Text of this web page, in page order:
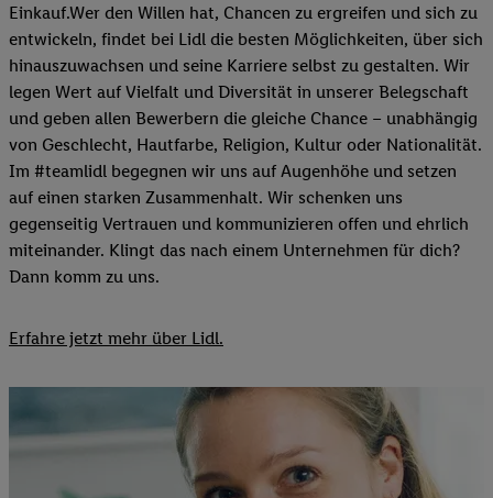
Einkauf.Wer den Willen hat, Chancen zu ergreifen und sich zu
entwickeln, findet bei Lidl die besten Möglichkeiten, über sich
hinauszuwachsen und seine Karriere selbst zu gestalten. Wir
legen Wert auf Vielfalt und Diversität in unserer Belegschaft
und geben allen Bewerbern die gleiche Chance – unabhängig
von Geschlecht, Hautfarbe, Religion, Kultur oder Nationalität.
Im #teamlidl begegnen wir uns auf Augenhöhe und setzen
auf einen starken Zusammenhalt. Wir schenken uns
gegenseitig Vertrauen und kommunizieren offen und ehrlich
miteinander. Klingt das nach einem Unternehmen für dich?
Dann komm zu uns.​
Erfahre jetzt mehr über Lidl.